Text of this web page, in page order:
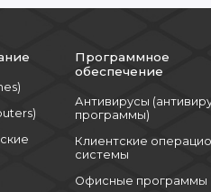
Программное
обеспечение
Антивирусы
программы)
Клиентские
системы
Офисные программы